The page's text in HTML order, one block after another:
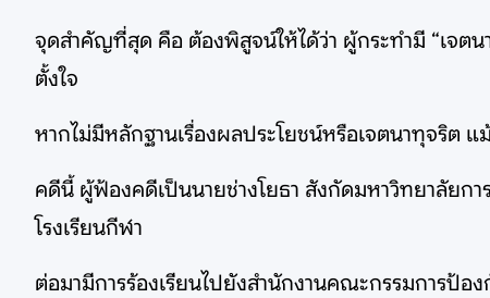
จุดสำคัญที่สุด คือ ต้องพิสูจน์ให้ได้ว่า ผู้กระทำมี “เจต
ตั้งใจ
หากไม่มีหลักฐานเรื่องผลประโยชน์หรือเจตนาทุจริต
คดีนี้ ผู้ฟ้องคดีเป็นนายช่างโยธา สังกัดมหาวิทยาลัยก
โรงเรียนกีฬา
ต่อมามีการร้องเรียนไปยังสำนักงานคณะกรรมการป้อ